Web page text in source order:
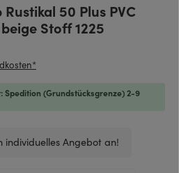
50 Plus PVC
Stoff 1225
Spedition (Grundstücksgrenze) 2-9
individuelles Angebot an!